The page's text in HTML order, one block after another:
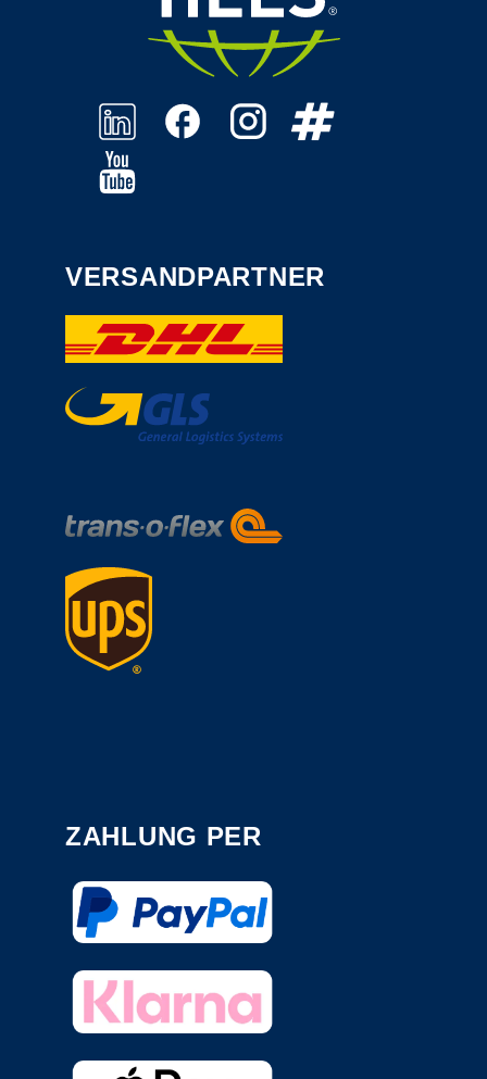
VERSANDPARTNER
ZAHLUNG PER